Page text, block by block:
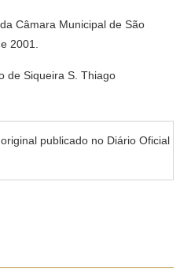
Câmara Municipal de São
2001.
de Siqueira S. Thiago
publicado no Diário Oficial